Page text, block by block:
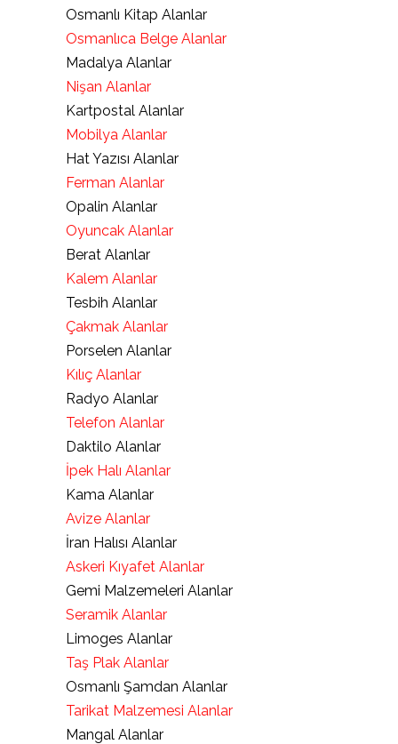
Osmanlı Kitap Alanlar
Osmanlıca Belge Alanlar
Madalya Alanlar
Nişan Alanlar
Kartpostal Alanlar
Mobilya Alanlar
Hat Yazısı Alanlar
Ferman Alanlar
Opalin Alanlar
Oyuncak Alanlar
Berat Alanlar
Kalem Alanlar
Tesbih Alanlar
Çakmak Alanlar
Porselen Alanlar
Kılıç Alanlar
Radyo Alanlar
Telefon Alanlar
Daktilo Alanlar
İpek Halı Alanlar
Kama Alanlar
Avize Alanlar
İran Halısı Alanlar
Askeri Kıyafet Alanlar
Gemi Malzemeleri Alanlar
Seramik Alanlar
Limoges Alanlar
Taş Plak Alanlar
Osmanlı Şamdan Alanlar
Tarikat Malzemesi Alanlar
Mangal Alanlar